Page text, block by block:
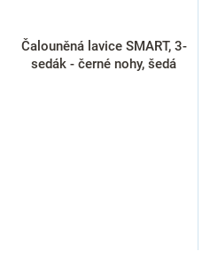
Čalouněná lavice SMART, 3-
sedák - černé nohy, šedá